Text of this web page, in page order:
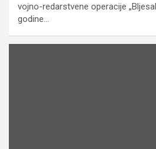
vojno-redarstvene operacije
godine…